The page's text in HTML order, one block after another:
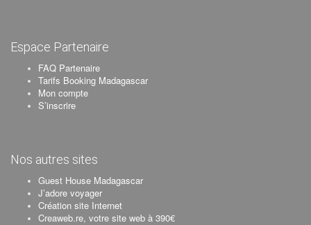
Espace Partenaire
FAQ Partenaire
Tarifs Booking Madagascar
Mon compte
S’inscrire
Nos autres sites
Guest House Madagascar
J’adore voyager
Création site Internet
Creaweb.re, votre site web à 390€